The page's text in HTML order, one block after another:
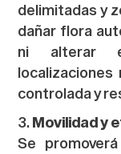
delimitadas y
dañar flora
ni alterar
controlada y
Movilidad y
Se